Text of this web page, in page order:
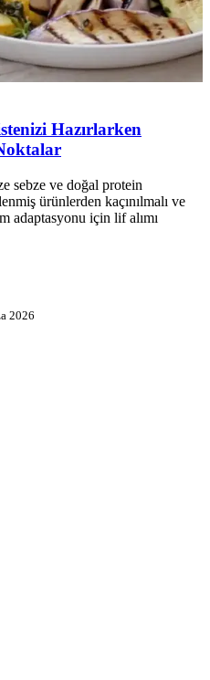
Hazırlarken
sebze ve doğal protein
ürünlerden kaçınılmalı ve
adaptasyonu için lif alımı
2026